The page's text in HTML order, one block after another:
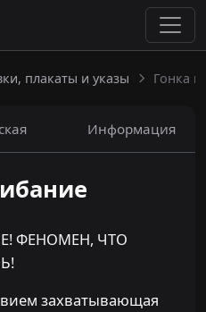
плакаты и указы Гонка
Информация
ФЕНОМЕН, ЧТО
захватывающая